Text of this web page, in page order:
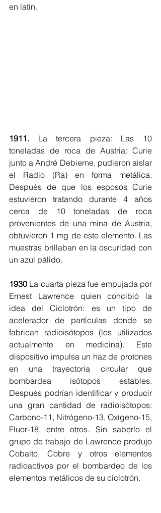
en latín.
1911. La tercera pieza: Las 10
toneladas de roca de Austria: Curie
junto a André Debierne, pudieron aislar
el Radio (Ra) en forma metálica.
Después de que los esposos Curie
estuvieron tratando durante 4 años
cerca de 10 toneladas de roca
provenientes de una mina de Austria,
obtuvieron 1 mg de este elemento. Las
muestras brillaban en la oscuridad con
un azul pálido.
1930 La cuarta pieza fue empujada por
Ernest Lawrence quien concibió la
idea del Ciclotrón: es un tipo de
acelerador de partículas donde se
fabrican radioisótopos (los utilizados
actualmente en medicina). Este
dispositivo impulsa un haz de protones
en una trayectoria circular que
bombardea isótopos estables.
Después podrían identificar y producir
una gran cantidad de radioisótopos:
Carbono-11, Nitrógeno-13, Oxígeno-15,
Fluor-18, entre otros. Sin saberlo el
grupo de trabajo de Lawrence produjo
Cobalto, Cobre y otros elementos
radioactivos por el bombardeo de los
elementos metálicos de su ciclotrón.